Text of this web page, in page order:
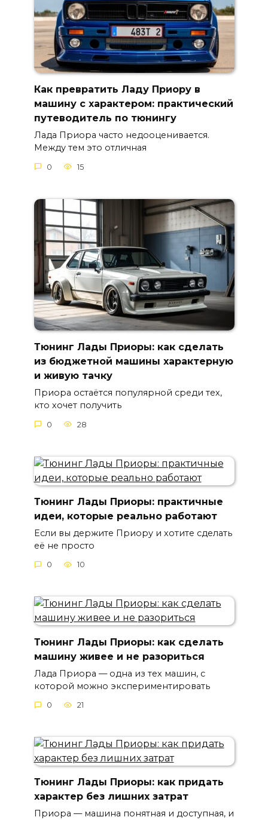
Как превратить Ладу Приору в
машину с характером: практический
путеводитель по тюнингу
Лада Приора часто недооценивается.
Между тем это отличная
0 15
Тюнинг Лады Приоры: как сделать
из бюджетной машины характерную
и живую тачку
Приора остаётся популярной среди тех,
кто хочет получить
0 28
Тюнинг Лады Приоры: практичные
идеи, которые реально работают
Если вы держите Приору и хотите сделать
её не просто
0 10
Тюнинг Лады Приоры: как сделать
машину живее и не разориться
Лада Приора — одна из тех машин, с
которой можно экспериментировать
0 21
Тюнинг Лады Приоры: как придать
характер без лишних затрат
Приора — машина понятная и доступная, и